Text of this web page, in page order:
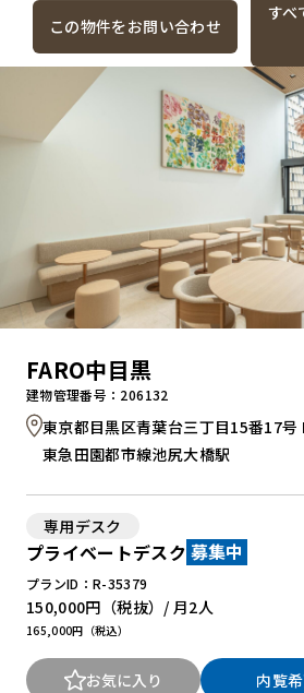
この物件をお問い合わせ
すべ
FARO中目黒
建物管理番号：206132
東京都目黒区青葉台三丁目15番17号
東急田園都市線池尻大橋駅
専用デスク
プライベートデスク 募集中
プランID：R-35379
150,000円 （税抜）/ 月
165,000円（税込）
2人
お気に入り 内覧